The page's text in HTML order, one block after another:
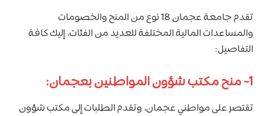
تقدم جامعة عجمان 18 نوع من المنح والخصومات
والمساعدات المالية المختلفة للعديد من الفئات، إليك كافة
التفاصيل:
1- منح مكتب شؤون المواطنين بعجمان:
تقتصر على مواطني عجمان، وتقدم الطلبات إلى مكتب شؤون